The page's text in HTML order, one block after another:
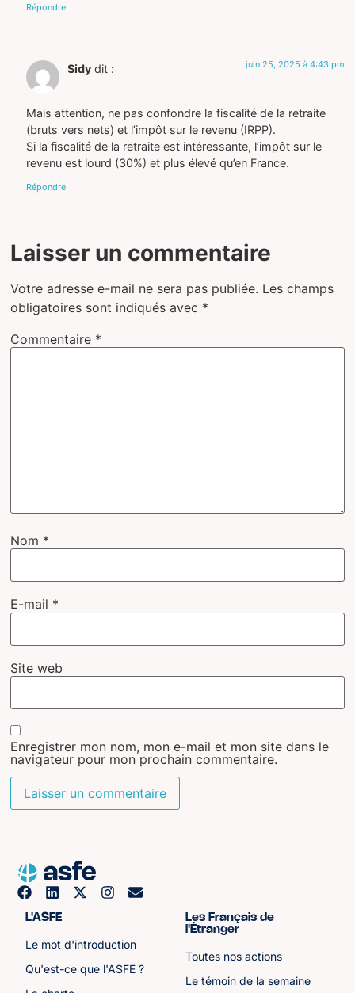
Répondre
Sidy dit : juin 25, 2025 à 4:43 pm
Mais attention, ne pas confondre la fiscalité de la retraite
(bruts vers nets) et l’impôt sur le revenu (IRPP).
Si la fiscalité de la retraite est intéressante, l’impôt sur le
revenu est lourd (30%) et plus élevé qu’en France.
Répondre
Laisser un commentaire
Votre adresse e-mail ne sera pas publiée. Les champs
obligatoires sont indiqués avec *
Commentaire *
Nom *
E-mail *
Site web
Enregistrer mon nom, mon e-mail et mon site dans le
navigateur pour mon prochain commentaire.
L'ASFE
Le mot d'introduction
Qu'est-ce que l'ASFE ?
Les Français de
l'Étranger
Toutes nos actions
Le témoin de la semaine